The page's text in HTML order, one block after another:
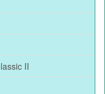
II